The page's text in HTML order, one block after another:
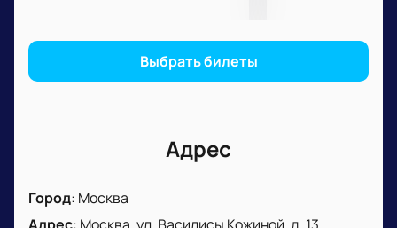
Выбрать билеты
Адрес
Город: Москва